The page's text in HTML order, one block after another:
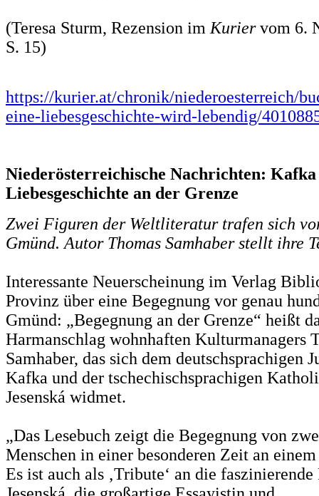
(Teresa Sturm, Rezension imKuriervom 6.
S. 15)
https://kurier.at/chronik/niederoesterreich/
eine-liebesgeschichte-wird-lebendig/
Niederösterreichische Nachrichten: Kafka
Liebesgeschichte an der Grenze
Zwei Figuren der Weltliteratur trafen sich
Gmünd. Autor Thomas Samhaber stellt ihre
Interessante Neuerscheinung im Verlag
Provinz über eine Begegnung vor genau
Gmünd: „Begegnung an der Grenze“ heißt
Harmanschlag wohnhaften Kulturmanagers
Samhaber, das sich dem deutschsprachigen
Kafka und der tschechischsprachigen
Jesenská widmet.
„Das Lesebuch zeigt die Begegnung von
Menschen in einer besonderen Zeit an
Es ist auch als ‚Tribute‘ an die